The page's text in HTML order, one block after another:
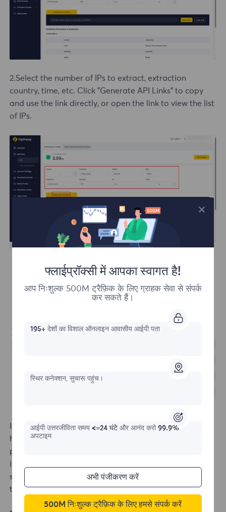
2.Select the number of IPs to extract, extraction
country, time, etc. Click "Generate API Links" to copy
and use the link directly, or open the link to view the list
of IPs.
If it shows that the connection cannot be made, click
here to view
problem cannot be solved, please send the test
instructions and test results to the official email:
support@flyproxy.com, and we will arrange for our
technicians to fix it for you.
फ्लाईप्रॉक्सी में आपका स्वागत है!
आप निःशुल्क 500M ट्रैफ़िक के लिए ग्राहक सेवा से संपर्क
कर सकते हैं।
195+देशों का विशाल ऑनलाइन आवासीय आईपी पता
स्थिर कनेक्शन, सुचारू पहुंच।
आईपी ​​उत्तरजीविता समय <=24 घंटे और आनंद करो 99.9%
अपटाइम
अभी पंजीकरण करें
500M निःशुल्क ट्रैफ़िक के लिए हमसे संपर्क करें